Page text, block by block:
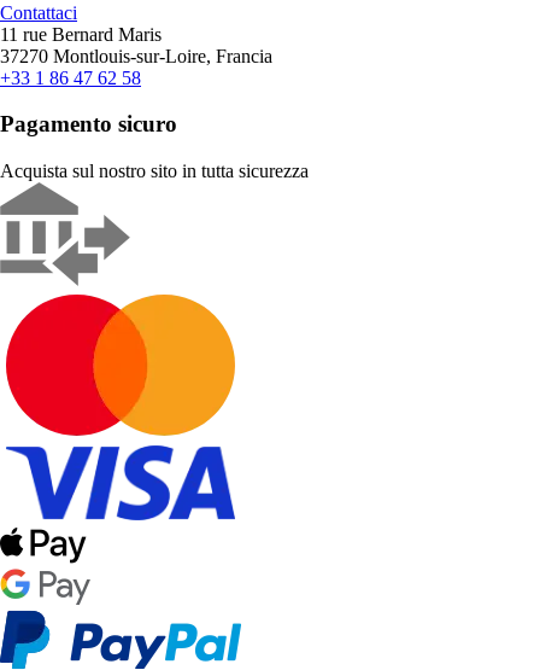
Contattaci
11 rue Bernard Maris
37270 Montlouis-sur-Loire, Francia
+33 1 86 47 62 58
Pagamento sicuro
Acquista sul nostro sito in tutta sicurezza